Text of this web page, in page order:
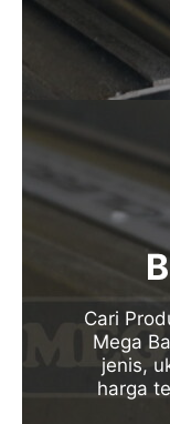
Cari
Mega
jenis,
harga